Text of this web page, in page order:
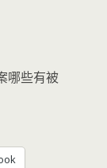
哪些有被